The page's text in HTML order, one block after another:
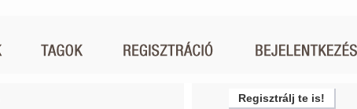
Regisztrálj te is!